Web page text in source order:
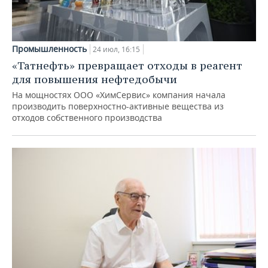
Промышленность 24 июл, 16:15
«Татнефть» превращает отходы в реагент
для повышения нефтедобычи
На мощностях ООО «ХимСервис» компания начала
производить поверхностно-активные вещества из
отходов собственного производства